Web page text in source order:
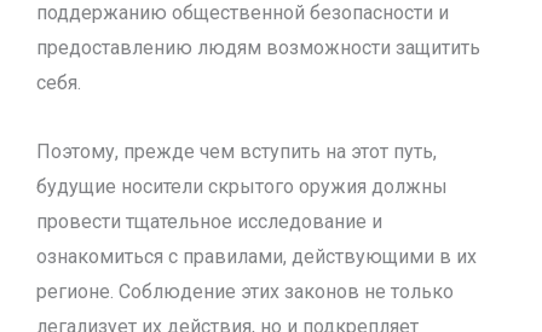
поддержанию общественной безопасности и
предоставлению людям возможности защитить
себя.
Поэтому, прежде чем вступить на этот путь,
будущие носители скрытого оружия должны
провести тщательное исследование и
ознакомиться с правилами, действующими в их
регионе. Соблюдение этих законов не только
легализует их действия, но и подкрепляет